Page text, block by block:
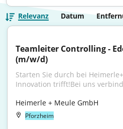
Relevanz Datum
Teamleiter Controlling -
(m/w/d)
Starten Sie durch bei
Innovation trifft!Bei uns
Heimerle + Meule GmbH
Pforzheim